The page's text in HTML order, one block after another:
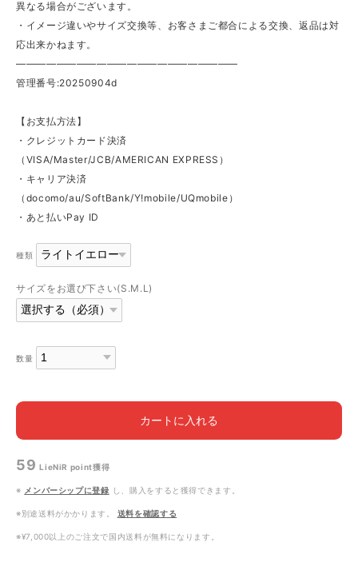
異なる場合がございます。
・イメージ違いやサイズ交換等、お客さまご都合による交換、返品は対
応出来かねます。
——————————————————————
管理番号:20250904d
【お支払方法】
・クレジットカード決済
（VISA/Master/JCB/AMERICAN EXPRESS）
・キャリア決済
（docomo/au/SoftBank/Y!mobile/UQmobile）
・あと払いPay ID
種類
サイズをお選び下さい(S.M.L)
数量
カートに入れる
59 LieNiR point獲得
※ メンバーシップに登録 し、購入をすると獲得できます。
※別途送料がかかります。 送料を確認する
※¥7,000以上のご注文で国内送料が無料になります。